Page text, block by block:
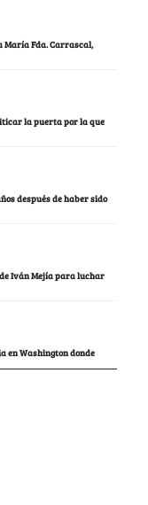
María Fda. Carrascal,
la puerta por la que
después de haber sido
Iván Mejía para luchar
en Washington donde